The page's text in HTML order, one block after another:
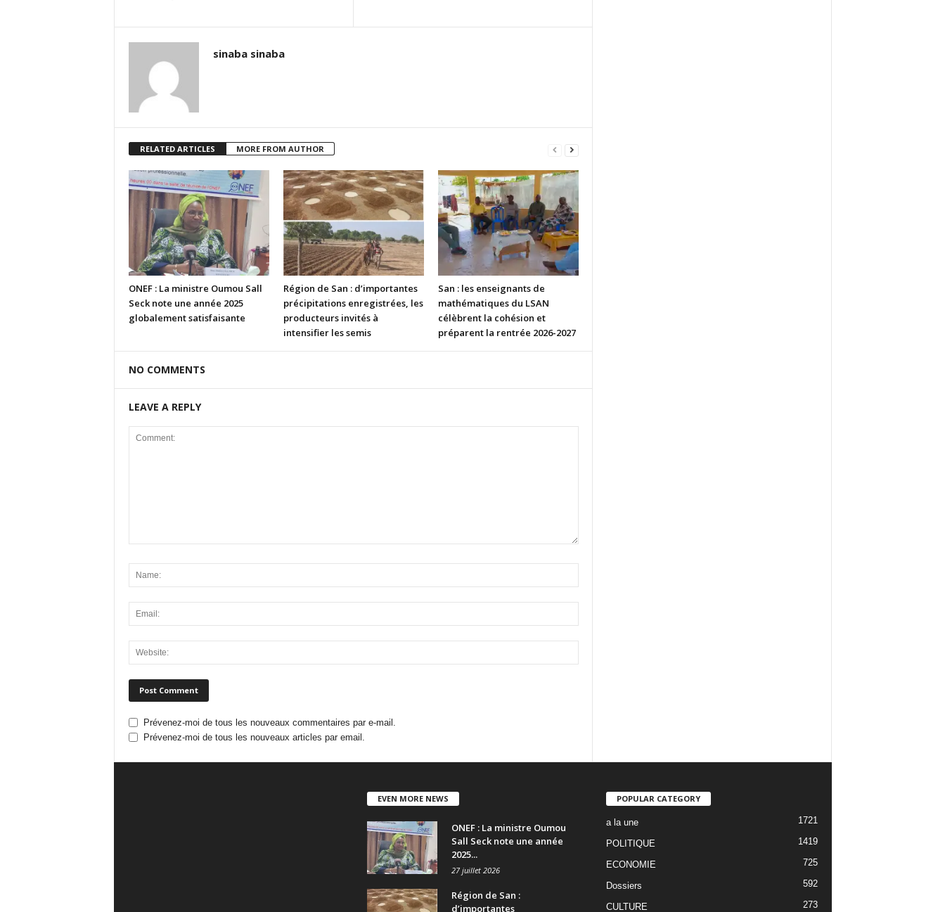
sinaba sinaba
RELATED ARTICLES MORE FROM AUTHOR
ONEF : La ministre Oumou Sall
Seck note une année 2025
globalement satisfaisante
Région de San : d’importantes
précipitations enregistrées, les
producteurs invités à
intensifier les semis
San : les enseignants de
mathématiques du LSAN
célèbrent la cohésion et
préparent la rentrée 2026-2027
NO COMMENTS
LEAVE A REPLY
Prévenez-moi de tous les nouveaux commentaires par e-mail.
Prévenez-moi de tous les nouveaux articles par email.
EVEN MORE NEWS
ONEF : La ministre Oumou
Sall Seck note une année
2025...
27 juillet 2026
Région de San :
d’importantes
POPULAR CATEGORY
a la une 1721
POLITIQUE 1419
ECONOMIE 725
Dossiers 592
CULTURE 273